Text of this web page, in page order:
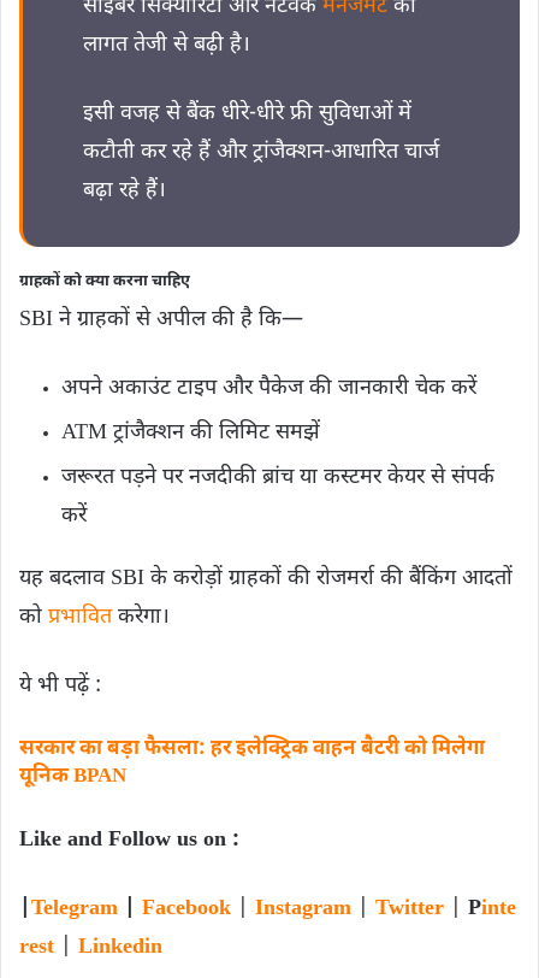
साइबर सिक्योरिटी और नेटवर्क मैनेजमेंट की
लागत तेजी से बढ़ी है।
इसी वजह से बैंक धीरे-धीरे फ्री सुविधाओं में
कटौती कर रहे हैं और ट्रांजैक्शन-आधारित चार्ज
बढ़ा रहे हैं।
ग्राहकों को क्या करना चाहिए
SBI ने ग्राहकों से अपील की है कि—
अपने अकाउंट टाइप और पैकेज की जानकारी चेक करें
ATM ट्रांजैक्शन की लिमिट समझें
जरूरत पड़ने पर नजदीकी ब्रांच या कस्टमर केयर से संपर्क
करें
यह बदलाव SBI के करोड़ों ग्राहकों की रोजमर्रा की बैंकिंग आदतों
को प्रभावितकरेगा।
ये भी पढ़ें :
सरकार का बड़ा फैसला: हर इलेक्ट्रिक वाहन बैटरी को मिलेगा
यूनिक BPAN
Like and Follow us on :
Telegram Facebook Instagram Twitter Pinte
rest
Linkedin